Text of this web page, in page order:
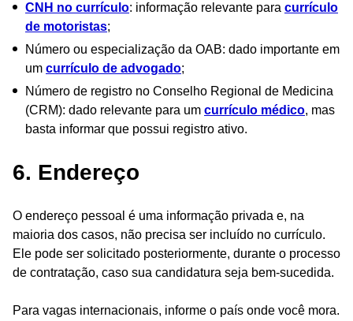
CNH no currículo: informação relevante para currículo
de motoristas;
Número ou especialização da OAB: dado importante em
um currículo de advogado;
Número de registro no Conselho Regional de Medicina
(CRM): dado relevante para um currículo médico, mas
basta informar que possui registro ativo.
6. Endereço
O endereço pessoal é uma informação privada e, na
maioria dos casos, não precisa ser incluído no currículo.
Ele pode ser solicitado posteriormente, durante o processo
de contratação, caso sua candidatura seja bem-sucedida.
Para vagas internacionais, informe o país onde você mora.